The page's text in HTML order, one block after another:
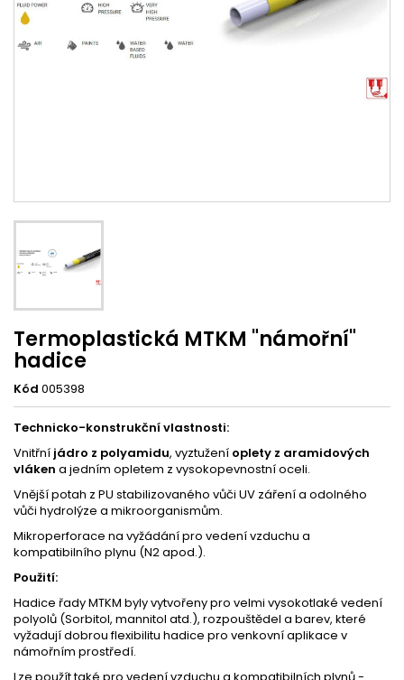
Termoplastická MTKM "námořní"
hadice
Kód 005398
Technicko-konstrukční vlastnosti:
Vnitřní jádro z polyamidu, vyztužení oplety z aramidových
vláken a jedním opletem z vysokopevnostní oceli.
Vnější potah z PU stabilizovaného vůči UV záření a odolného
vůči hydrolýze a mikroorganismům.
Mikroperforace na vyžádání pro vedení vzduchu a
kompatibilního plynu (N2 apod.).
Použití:
Hadice řady MTKM byly vytvořeny pro velmi vysokotlaké vedení
polyolů (Sorbitol, mannitol atd.), rozpouštědel a barev, které
vyžadují dobrou flexibilitu hadice pro venkovní aplikace v
námořním prostředí.
Lze použít také pro vedení vzduchu a kompatibilních plynů -